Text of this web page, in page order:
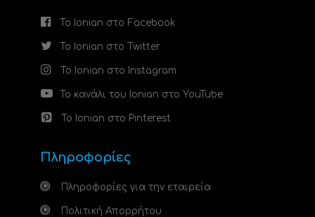
Το Ionian στο Facebook
Το Ionian στο Twitter
Το Ionian στο Instagram
Το κανάλι του Ionian στο YouTube
Το Ionian στο Pinterest
Πληροφορίες
Πληροφορίες για την εταιρεία
Πολιτική Απορρήτου